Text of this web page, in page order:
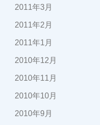
2011年3月
2011年2月
2011年1月
2010年12月
2010年11月
2010年10月
2010年9月